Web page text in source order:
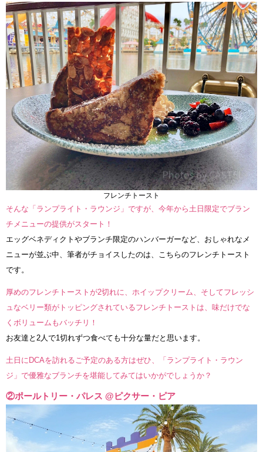
フレンチトースト
そんな「ランプライト・ラウンジ」ですが、今年から土日限定でブラン
チメニューの提供がスタート！
エッグベネディクトやブランチ限定のハンバーガーなど、おしゃれなメ
ニューが並ぶ中、筆者がチョイスしたのは、こちらのフレンチトースト
です。
厚めのフレンチトーストが2切れに、ホイップクリーム、そしてフレッシ
ュなベリー類がトッピングされているフレンチトーストは、味だけでな
くボリュームもバッチリ！
お友達と2人で1切れずつ食べても十分な量だと思います。
土日にDCAを訪れるご予定のある方はぜひ、「ランプライト・ラウン
ジ」で優雅なブランチを堪能してみてはいかがでしょうか？
②ポールトリー・パレス @ピクサー・ピア